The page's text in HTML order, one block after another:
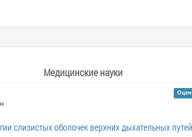
Медицинские науки
слизистых оболочек верхних дыхательных